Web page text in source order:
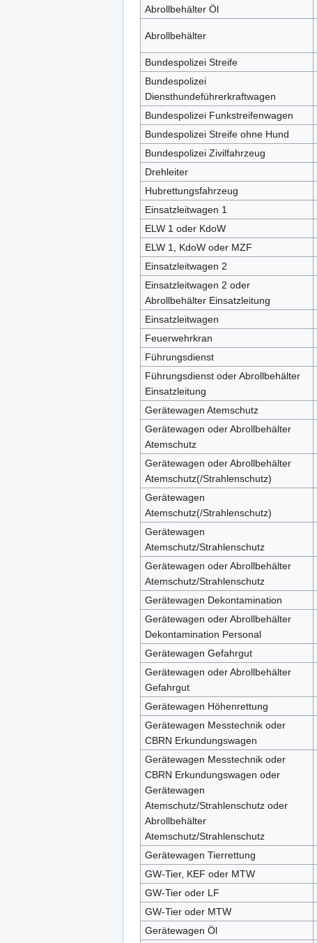
Abrollbehälter Öl
Abrollbehälter
Bundespolizei Streife
Bundespolizei
Diensthundeführerkraftwagen
Bundespolizei Funkstreifenwagen
Bundespolizei Streife ohne Hund
Bundespolizei Zivilfahrzeug
Drehleiter
Hubrettungsfahrzeug
Einsatzleitwagen 1
ELW 1 oder KdoW
ELW 1, KdoW oder MZF
Einsatzleitwagen 2
Einsatzleitwagen 2 oder
Abrollbehälter Einsatzleitung
Einsatzleitwagen
Feuerwehrkran
Führungsdienst
Führungsdienst oder Abrollbehälter
Einsatzleitung
Gerätewagen Atemschutz
Gerätewagen oder Abrollbehälter
Atemschutz
Gerätewagen oder Abrollbehälter
Atemschutz(/Strahlenschutz)
Gerätewagen
Atemschutz(/Strahlenschutz)
Gerätewagen
Atemschutz/Strahlenschutz
Gerätewagen oder Abrollbehälter
Atemschutz/Strahlenschutz
Gerätewagen Dekontamination
Gerätewagen oder Abrollbehälter
Dekontamination Personal
Gerätewagen Gefahrgut
Gerätewagen oder Abrollbehälter
Gefahrgut
Gerätewagen Höhenrettung
Gerätewagen Messtechnik oder
CBRN Erkundungswagen
Gerätewagen Messtechnik oder
CBRN Erkundungswagen oder
Gerätewagen
Atemschutz/Strahlenschutz oder
Abrollbehälter
Atemschutz/Strahlenschutz
Gerätewagen Tierrettung
GW-Tier, KEF oder MTW
GW-Tier oder LF
GW-Tier oder MTW
Gerätewagen Öl